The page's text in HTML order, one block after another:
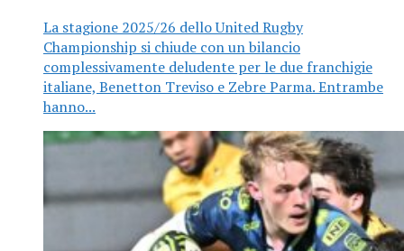
La stagione 2025/26 dello United Rugby
Championship si chiude con un bilancio
complessivamente deludente per le due franchigie
italiane, Benetton Treviso e Zebre Parma. Entrambe
hanno...